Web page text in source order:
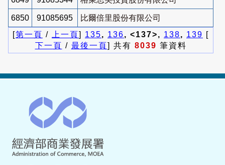
6850 91085695
比爾倍里股份有限公司
[第一頁 / 上一頁] 135, 136, <137>, 138, 139 [
下一頁 / 最後一頁] 共有 8039 筆資料